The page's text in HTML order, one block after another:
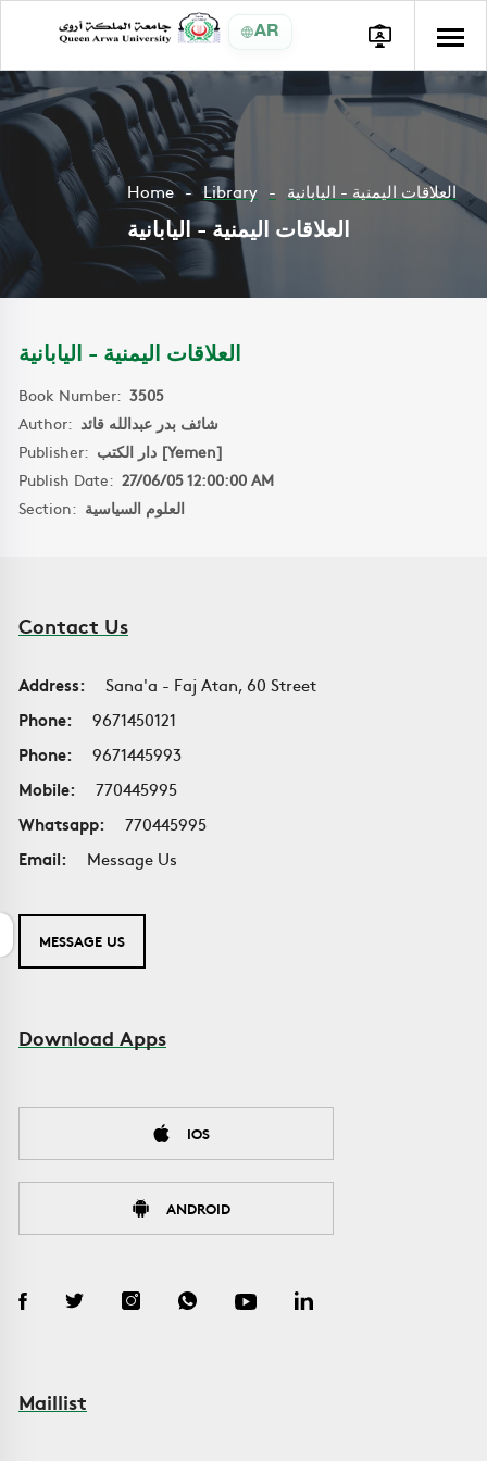
AR
Home Library العلاقات اليمنية - اليابانية
العلاقات اليمنية - اليابانية
العلاقات اليمنية - اليابانية
Book Number: 3505
Author: شائف بدر عبدالله قائد
Publisher:
دار الكتب [Yemen]
Publish Date: 27/06/05 12:00:00 AM
Section: العلوم السياسية
Contact Us
Address:
Sana'a - Faj Atan, 60 Street
Phone:
9671450121
Phone:
9671445993
Mobile:
770445995
Whatsapp:
770445995
Email:
Message Us
MESSAGE US
Download Apps
IOS
ANDROID
Maillist